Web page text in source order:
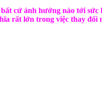
cứ ảnh hưởng nào tới
rất lớn trong việc thay